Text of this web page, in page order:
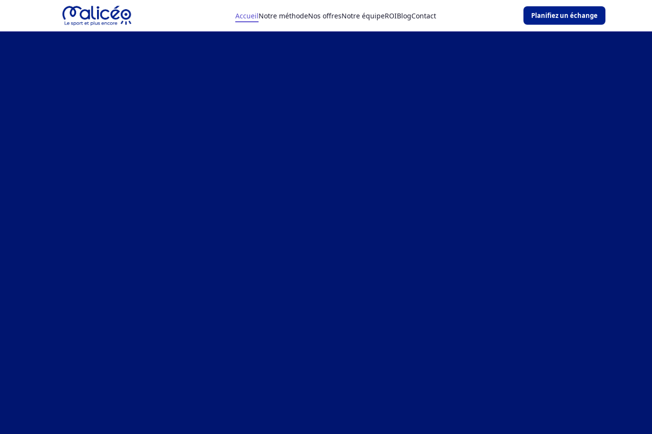
AccueilNotre méthodeNos offresNotre équipeROIBlogContact Planifiez un échange